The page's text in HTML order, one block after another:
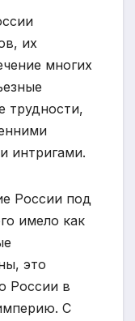
их
многих
трудности,
интригами.
России под
имело как
это
России в
С